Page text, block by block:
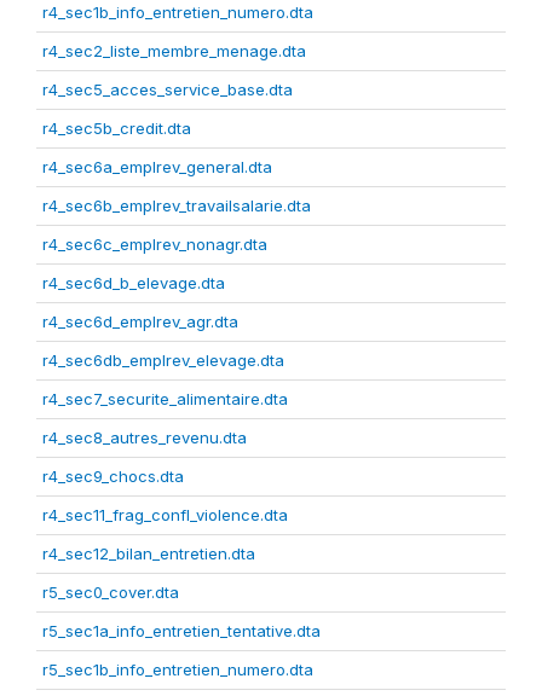
r4_sec1b_info_entretien_numero.dta
r4_sec2_liste_membre_menage.dta
r4_sec5_acces_service_base.dta
r4_sec5b_credit.dta
r4_sec6a_emplrev_general.dta
r4_sec6b_emplrev_travailsalarie.dta
r4_sec6c_emplrev_nonagr.dta
r4_sec6d_b_elevage.dta
r4_sec6d_emplrev_agr.dta
r4_sec6db_emplrev_elevage.dta
r4_sec7_securite_alimentaire.dta
r4_sec8_autres_revenu.dta
r4_sec9_chocs.dta
r4_sec11_frag_confl_violence.dta
r4_sec12_bilan_entretien.dta
r5_sec0_cover.dta
r5_sec1a_info_entretien_tentative.dta
r5_sec1b_info_entretien_numero.dta